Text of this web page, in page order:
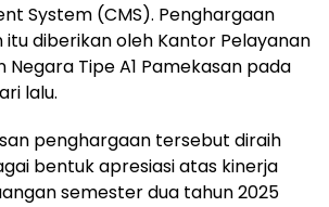
System (CMS). Penghargaan
diberikan oleh Kantor Pelayanan
Tipe A1 Pamekasan pada
lalu.
penghargaan tersebut diraih
bentuk apresiasi atas kinerja
semester dua tahun 2025